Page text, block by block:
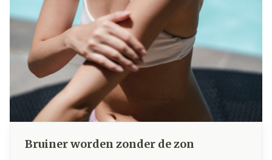
Bruiner worden zonder de zon